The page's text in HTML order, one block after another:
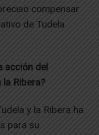
compensar
de Tudela
acción del
Ribera?
y la Ribera ha
para su